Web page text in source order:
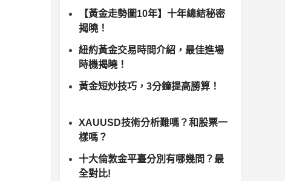
【黃金走勢圖10年】十年總結秘密
揭曉！
紐約黃金交易時間介紹，最佳進場
時機揭曉！
黃金短炒技巧，3分鐘提高勝算！
XAUUSD技術分析難嗎？和股票一
樣嗎？
十大倫敦金平臺分別有哪幾間？最
全對比!